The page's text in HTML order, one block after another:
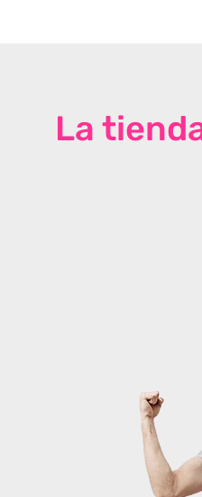
La